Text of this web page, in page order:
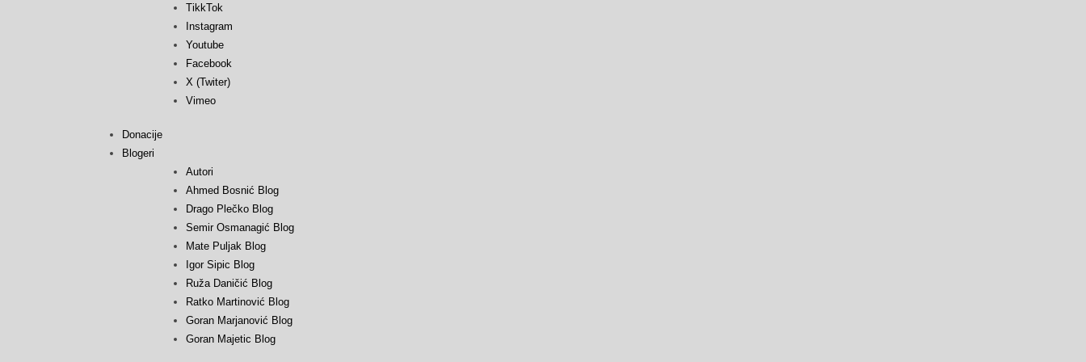
TikkTok
Instagram
Youtube
Facebook
X (Twiter)
Vimeo
Donacije
Blogeri
Autori
Ahmed Bosnić Blog
Drago Plečko Blog
Semir Osmanagić Blog
Mate Puljak Blog
Igor Sipic Blog
Ruža Daničić Blog
Ratko Martinović Blog
Goran Marjanović Blog
Goran Majetic Blog